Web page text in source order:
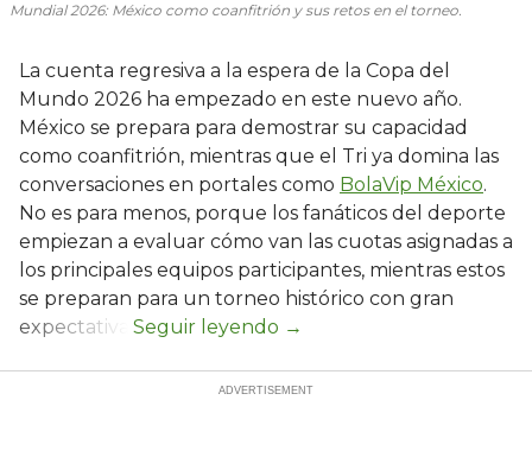
Mundial 2026: México como coanfitrión y sus retos en el torneo.
La cuenta regresiva a la espera de la Copa del
Mundo 2026 ha empezado en este nuevo año.
México se prepara para demostrar su capacidad
como coanfitrión, mientras que el Tri ya domina las
conversaciones en portales como BolaVip México.
No es para menos, porque los fanáticos del deporte
empiezan a evaluar cómo van las cuotas asignadas a
los principales equipos participantes, mientras estos
se preparan para un torneo histórico con gran
expectativa.